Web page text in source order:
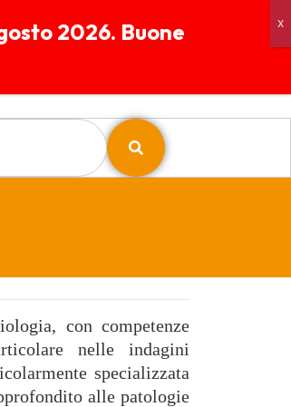
con competenze
nelle indagini
specializzata
alle patologie
2026. Buone